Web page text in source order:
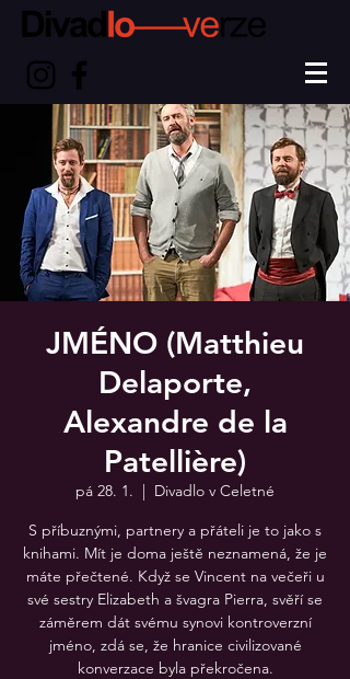
JMÉNO (Matthieu
Delaporte,
Alexandre de la
Patellière)
pá 28. 1.
  |
Divadlo v Celetné
S příbuznými, partnery a přáteli je to jako s
knihami. Mít je doma ještě neznamená, že je
máte přečtené. Když se Vincent na večeři u
své sestry Elizabeth a švagra Pierra, svěří se
záměrem dát svému synovi kontroverzní
jméno, zdá se, že hranice civilizované
konverzace byla překročena.